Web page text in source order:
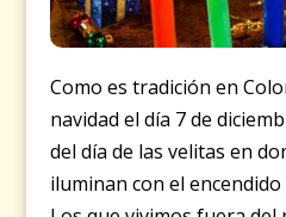
Como es tradición en
navidad el día 7 de
del día de las velitas en
iluminan con el